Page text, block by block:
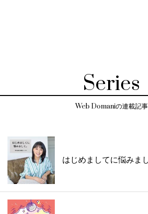
Series
Web Domaniの連載記事
はじめましてに悩みま